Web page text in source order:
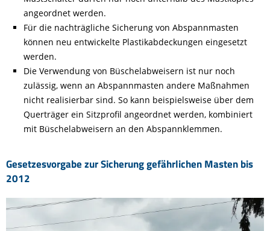
angeordnet werden.
Für die nachträgliche Sicherung von Abspannmasten
können neu entwickelte Plastikabdeckungen eingesetzt
werden.
Die Verwendung von Büschelabweisern ist nur noch
zulässig, wenn an Abspannmasten andere Maßnahmen
nicht realisierbar sind. So kann beispielsweise über dem
Querträger ein Sitzprofil angeordnet werden, kombiniert
mit Büschelabweisern an den Abspannklemmen.
Gesetzesvorgabe zur Sicherung gefährlichen Masten bis
2012